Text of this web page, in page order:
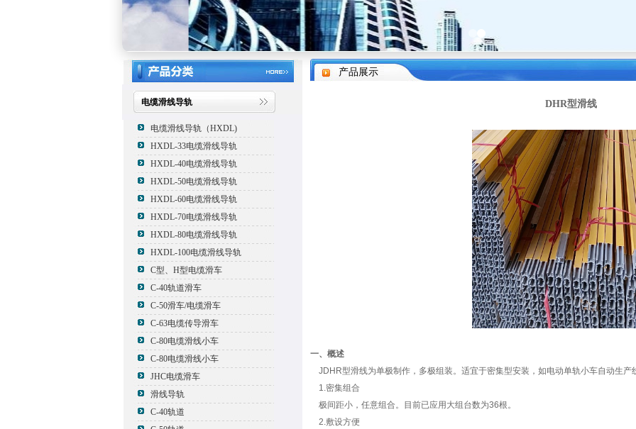
电缆滑线导轨
电缆滑线导轨（HXDL)
HXDL-33电缆滑线导轨
HXDL-40电缆滑线导轨
HXDL-50电缆滑线导轨
HXDL-60电缆滑线导轨
HXDL-70电缆滑线导轨
HXDL-80电缆滑线导轨
HXDL-100电缆滑线导轨
C型、H型电缆滑车
C-40轨道滑车
C-50滑车/电缆滑车
C-63电缆传导滑车
C-80电缆滑线小车
C-80电缆滑线小车
JHC电缆滑车
滑线导轨
C-40轨道
产品展示
DHR型滑线
一、概述
JDHR型滑线为单极制作，多极组装。适宜于密集型安装，如电动单轨小车自动生产
1.密集组合
极间距小，任意组合。目前已应用大组台数为36根。
2.敷设方便